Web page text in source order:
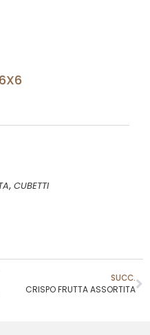
, CUBETTI
SUCC.
CRISPO FRUTTA ASSORTITA